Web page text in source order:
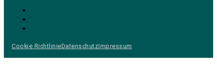
Cookie RichtlinieDatenschutzImpressum